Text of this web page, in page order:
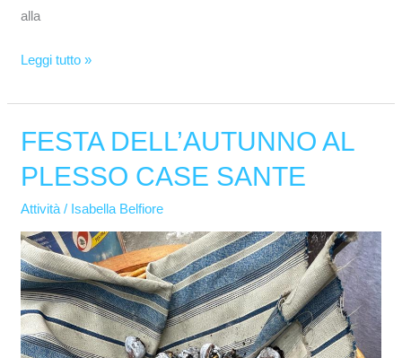
alla
Leggi tutto »
FESTA DELL’AUTUNNO AL
PLESSO CASE SANTE
Attività / Isabella Belfiore
FESTA
AL
PLESSO
CASE
SANTE